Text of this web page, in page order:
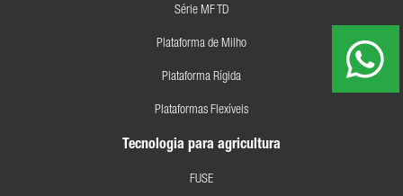
Série MF TD
Plataforma de Milho
Plataforma Rígida
Plataformas Flexíveis
Tecnologia para agricultura
FUSE